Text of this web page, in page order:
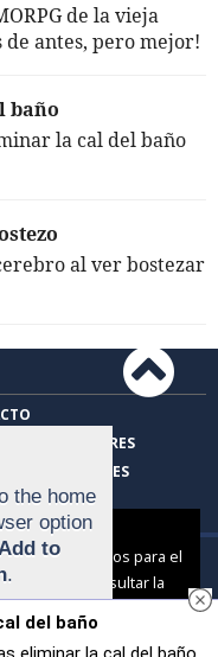
de la vieja
de antes, pero mejor!
baño
la cal del baño
al ver bostezar
DE LOS LECTORES
LOS LECTORES
del baño
cookies:
y de terceros para el
Puedes consultar la
y Cookies
the home
option
Add to
.
by pressing
your device
right menu